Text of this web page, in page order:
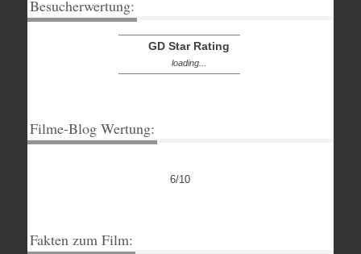
Besucherwertung:
GD Star Rating
loading...
Filme-Blog Wertung:
6/10
Fakten zum Film: